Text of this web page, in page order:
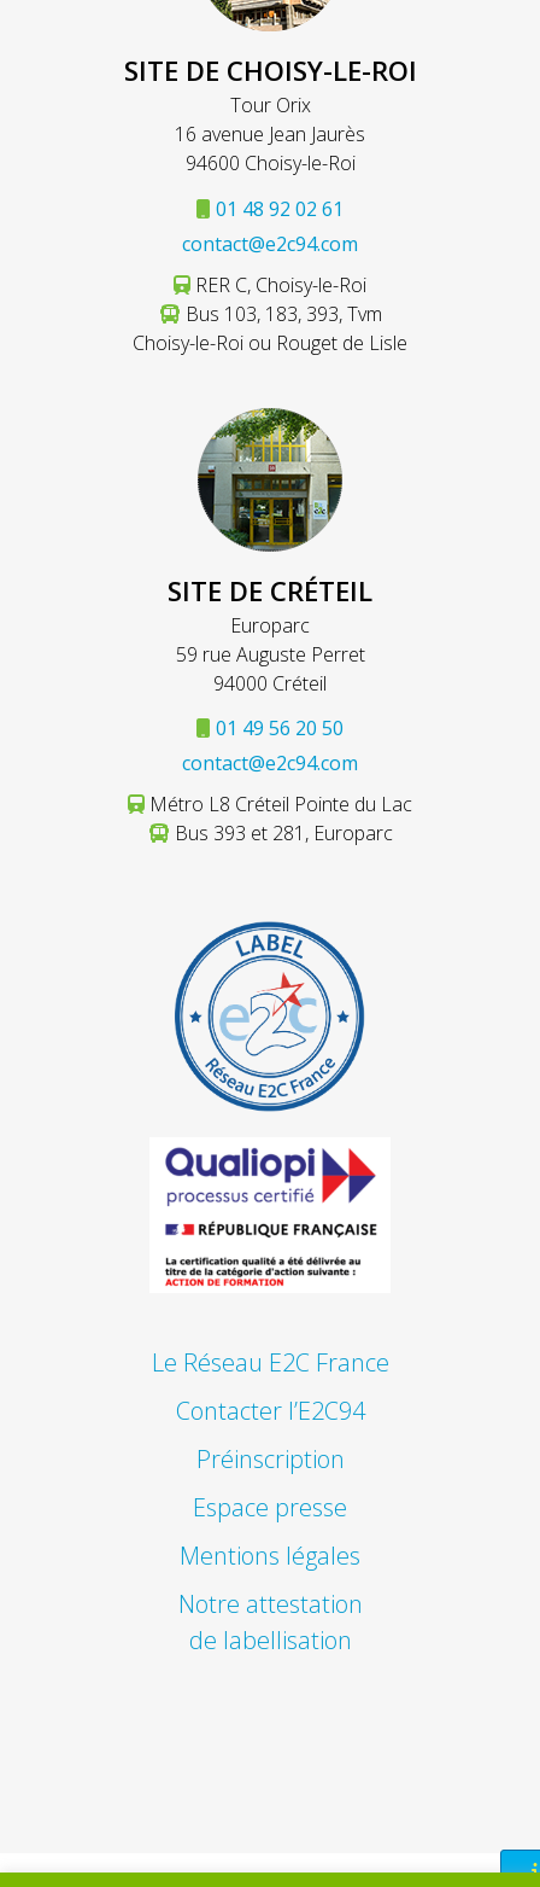
SITE DE CHOISY-LE-ROI
Tour Orix
16 avenue Jean Jaurès
94600 Choisy-le-Roi
01 48 92 02 61
contact@e2c94.com
RER C, Choisy-le-Roi
Bus 103, 183, 393, Tvm
Choisy-le-Roi ou Rouget de Lisle
SITE DE CRÉTEIL
Europarc
59 rue Auguste Perret
94000 Créteil
01 49 56 20 50
contact@e2c94.com
Métro L8 Créteil Pointe du Lac
Bus 393 et 281, Europarc
Le Réseau E2C France
Contacter l’E2C94
Préinscription
Espace presse
Mentions légales
Notre attestation
de labellisation